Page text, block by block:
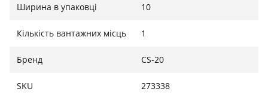
Ширина в упаковці 10
Кількість вантажних місць 1
Бренд CS-20
SKU 273338